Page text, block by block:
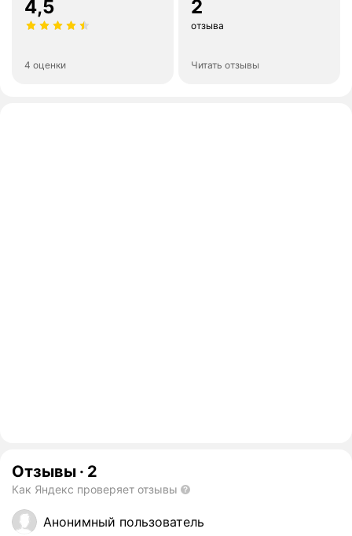
4,5
4 оценки
2
отзыва
Читать отзывы
Отзывы · 2
Как Яндекс проверяет отзывы
Анонимный пользователь